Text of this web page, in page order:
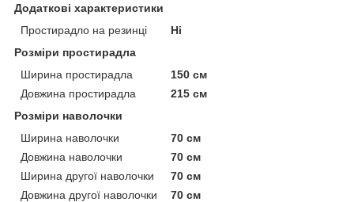
Додаткові характеристики
Простирадло на резинці
Ні
Розміри простирадла
Ширина простирадла
150 см
Довжина простирадла
215 см
Розміри наволочки
Ширина наволочки
70 см
Довжина наволочки
70 см
Ширина другої наволочки
70 см
Довжина другої наволочки
70 см